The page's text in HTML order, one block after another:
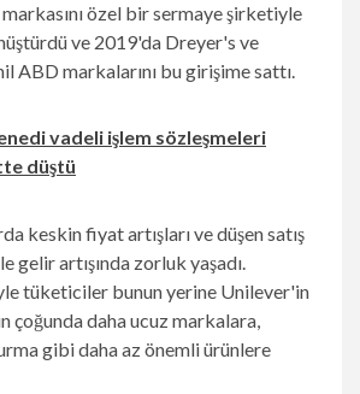
özel bir sermaye şirketiyle
ve 2019'da Dreyer's ve
ABD markalarını bu girişime sattı.
vadeli işlem sözleşmeleri
düştü
keskin fiyat artışları ve düşen satış
gelir artışında zorluk yaşadı.
tüketiciler bunun yerine Unilever'in
çoğunda daha ucuz markalara,
gibi daha az önemli ürünlere